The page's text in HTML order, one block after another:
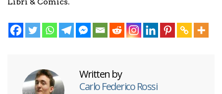
Written by
Carlo Federico Rossi